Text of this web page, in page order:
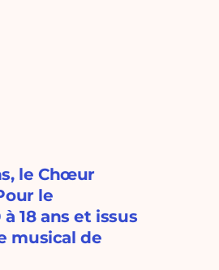
le Chœur
le
18 ans et issus
musical de